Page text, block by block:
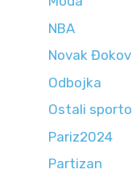
NBA
Novak
Odbojka
Ostali
Pariz2024
Partizan